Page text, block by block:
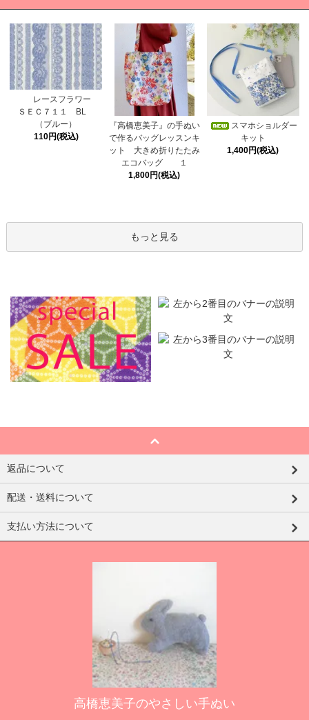
レースフラワー
ＳＥＣ７１１ BL
（ブルー）
110円(税込)
『高橋恵美子』の手ぬい
で作るバッグレッスンキ
ット 大きめ折りたたみ
エコバッグ １
1,800円(税込)
スマホショルダー
キット
1,400円(税込)
もっと見る
返品について
配送・送料について
支払い方法について
高橋恵美子のやさしい手ぬい